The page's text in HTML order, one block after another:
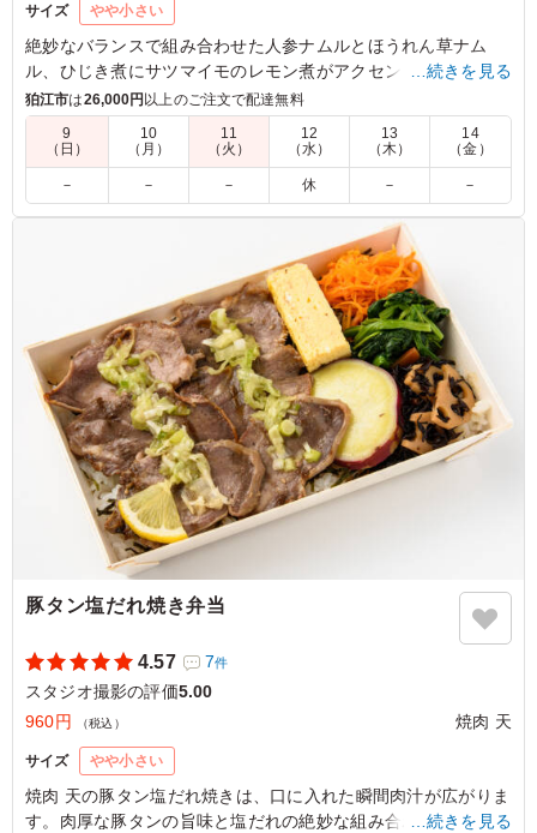
サイズ やや小さい
絶妙なバランスで組み合わせた人参ナムルとほうれん草ナム
ル、ひじき煮にサツマイモのレモン煮がアクセント。しかし、
主役は迷うことなく鶏もものタレ焼き。ジューシーな鶏ももに
絡む甘辛のタレが、まさに絶品。ロケやイベントなど軽めのシ
ーンにちょうど良い一品。
5.0
ジューシーな鶏もも肉に、焼肉屋さんならではの濃厚な秘
伝タレがしっかり絡んで最高！炭火の香ばしさも感じられ
て、とにかく白米が止まらなくなります。ボリュームも大
満足で、また絶対リピートします！
ご利用シーン：ロケ・撮影›スタジオ撮影
東京都世田谷区野沢2026/06/15
…続きを見る
狛江市は26,000円以上のご注文で配達無料
9
（日）
10
（月）
11
（火）
12
（水）
13
（木）
14
（金）
－ － － 休 － －
豚タン塩だれ焼き弁当
4.57 7件
スタジオ撮影の評価5.00
960円
（税込） 焼肉 天
サイズ やや小さい
焼肉 天の豚タン塩だれ焼きは、口に入れた瞬間肉汁が広がりま
す。肉厚な豚タンの旨味と塩だれの絶妙な組み合わせで、一度
…続きを見る